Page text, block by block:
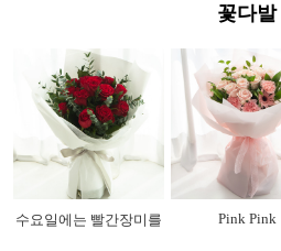
꽃다발
수요일에는 빨간장미를 Pink Pink